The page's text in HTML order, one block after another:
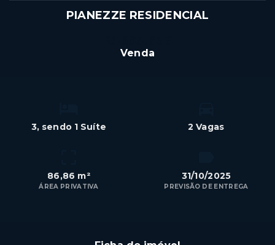
PIANEZZE RESIDENCIAL
Venda
3, sendo 1 Suíte 2 Vagas
86,86 m²
ÁREA PRIVATIVA
31/10/2025
PREVISÃO DE ENTREGA